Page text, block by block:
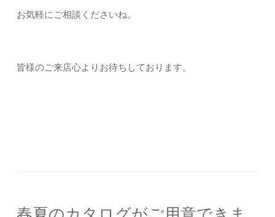
お気軽にご相談くださいね。
皆様のご来店心よりお待ちしております。